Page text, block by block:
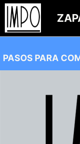
PASOS PARA